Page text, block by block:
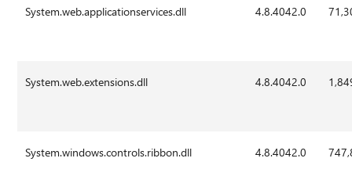
System.web.applicationservices.dll 4.8.4042.0
System.web.extensions.dll 4.8.4042.0
System.windows.controls.ribbon.dll 4.8.4042.0